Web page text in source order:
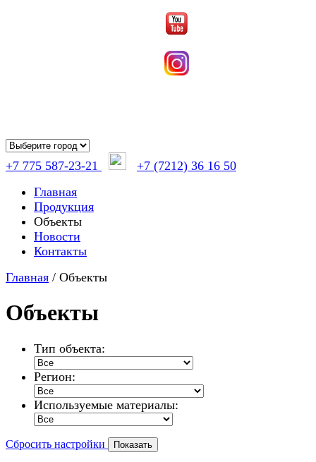
+7 775 587-23-21
+7 (7212) 36 16 50
Главная
Продукция
Объекты
Новости
Контакты
Главная / Объекты
Объекты
Тип объекта:
Регион:
Используемые материалы:
Сбросить настройки